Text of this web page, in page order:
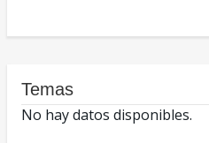
Temas
No hay datos disponibles.